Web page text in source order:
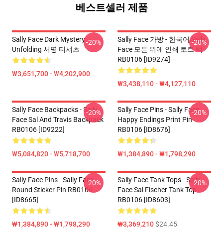
베스트셀러 제품
Sally Face Dark Mystery
Unfolding 서명 티셔츠
₩3,651,700 - ₩4,202,900
-20%
Sally Face 가방 - 한국어 Sally
Face 모든 위에 인쇄 토트 백
RB0106 [ID9274]
₩3,438,110 - ₩4,127,110
-20%
Sally Face Backpacks - Sally
Face Sal And Travis Backpack
RB0106 [ID9222]
₩5,084,820 - ₩5,718,700
-20%
Sally Face Pins - Sally Face
Happy Endings Print Pin
RB0106 [ID8676]
₩1,384,890 - ₩1,798,290
-20%
Sally Face Pins - Sally Face
Round Sticker Pin RB0106
[ID8665]
₩1,384,890 - ₩1,798,290
-20%
Sally Face Tank Tops - Sally
Face Sal Fischer Tank Top
RB0106 [ID8603]
₩3,369,210$24.45
-20%